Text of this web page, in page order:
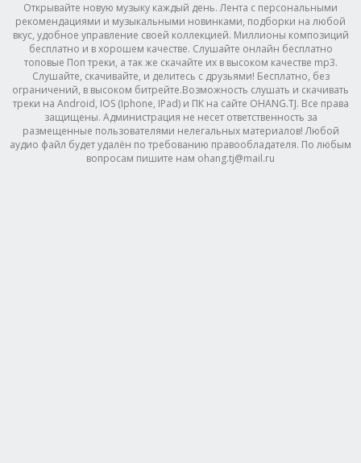
Открывайте новую музыку каждый день. Лента с персональными
рекомендациями и музыкальными новинками, подборки на любой
вкус, удобное управление своей коллекцией. Миллионы композиций
бесплатно и в хорошем качестве. Слушайте онлайн бесплатно
топовые Поп треки, а так же скачайте их в высоком качестве mp3.
Слушайте, скачивайте, и делитесь с друзьями! Бесплатно, без
ограничений, в высоком битрейте.Возможность слушать и скачивать
треки на Android, IOS (Iphone, IPad) и ПК на сайте OHANG.TJ. Все права
защищены. Администрация не несет ответственность за
размещенные пользователями нелегальных материалов! Любой
аудио файл будет удалён по требованию правообладателя. По любым
вопросам пишите нам ohang.tj@mail.ru